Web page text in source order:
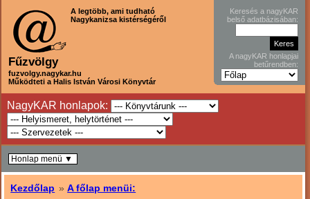
A legtöbb, ami tudható
Nagykanizsa kistérségéről
Fűzvölgy
fuzvolgy.nagykar.hu
Működteti a Halis István Városi Könyvtár
Keresés a nagyKAR
belső adatbázisában:
A nagyKAR honlapjai
betűrendben:
NagyKAR honlapok:
Kezdőlap »A főlap menüi:
Honlap menü ▼